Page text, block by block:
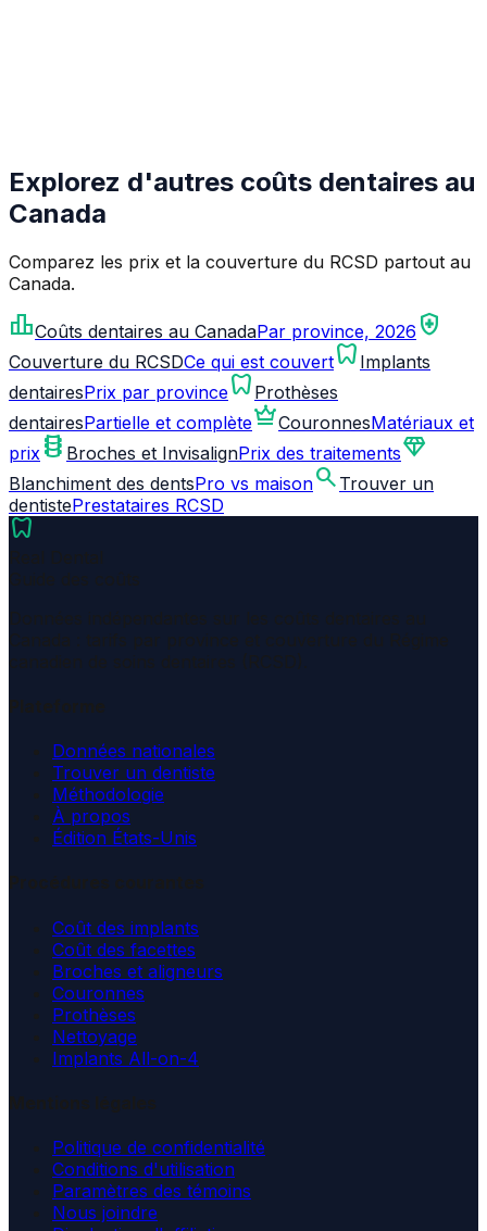
Explorez d'autres coûts dentaires au
Canada
Comparez les prix et la couverture du RCSD partout au
Canada.
leaderboardCoûts dentaires au CanadaPar province, 2026 health_and_safety
Couverture du RCSDCe qui est couvertdentistry Implants
dentairesPrix par provincedentistry Prothèses
dentairesPartielle et complètecrownCouronnesMatériaux et
prix orthopedics Broches et InvisalignPrix des traitementsdiamond
Blanchiment des dentsPro vs maisonsearch Trouver un
dentistePrestataires RCSD
dentistry
Données nationales
Trouver un dentiste
Méthodologie
À propos
Édition États-Unis
Coût des implants
Coût des facettes
Broches et aligneurs
Couronnes
Prothèses
Nettoyage
Implants All-on-4
Politique de confidentialité
Conditions d'utilisation
Paramètres des témoins
Nous joindre